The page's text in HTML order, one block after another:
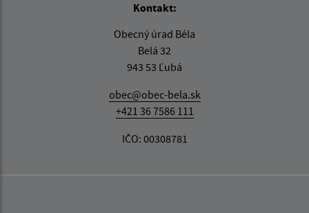
Kontakt:
Obecný úrad Béla
Belá 32
943 53 Ľubá
obec@obec-bela.sk
+421 36 7586 111
IČO: 00308781